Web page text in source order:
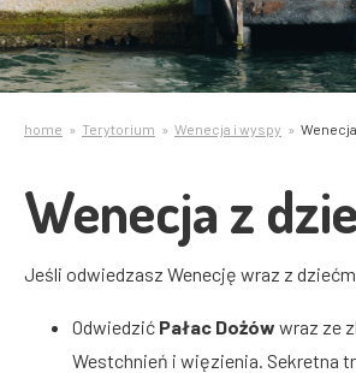
home Terytorium Wenecja i wyspy
Wenecja z
Jeśli odwiedzasz Wenecję wraz z
Odwiedzić Pałac Dożów wraz ze
Westchnień i więzienia. Sekretna